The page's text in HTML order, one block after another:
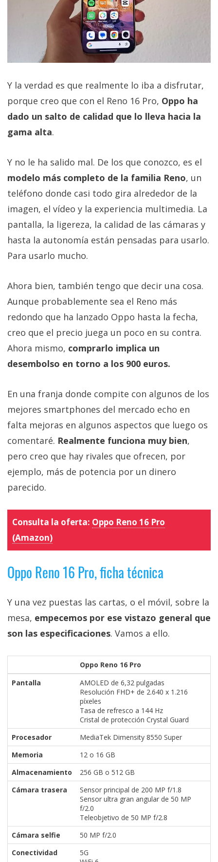
Y la verdad es que realmente lo iba a disfrutar,
porque creo que con el Reno 16 Pro, Oppo ha
dado un salto de calidad que lo lleva hacia la
gama alta.
Y no le ha salido mal. De los que conozco, es el
modelo más completo de la familia Reno, un
teléfono donde casi todo gira alrededor de la
imagen, el vídeo y la experiencia multimedia. La
pantalla, la ligereza, la calidad de las cámaras y
hasta la autonomía están pensadas para usarlo.
Para usarlo mucho.
Ahora bien, también tengo que decir una cosa.
Aunque probablemente sea el Reno más
redondo que ha lanzado Oppo hasta la fecha,
creo que el precio juega un poco en su contra.
Ahora mismo, comprarlo implica un
desembolso en torno a los 900 euros.
En una franja donde compite con algunos de los
mejores smartphones del mercado echo en
falta mejoras en algunos aspectos que luego os
comentaré. Realmente funciona muy bien,
pero creo que hay rivales que ofrecen, por
ejemplo, más de potencia por un dinero
parecido.
Consulta la oferta: Oppo Reno 16 Pro
(Amazon)
Oppo Reno 16 Pro, ficha técnica
Y una vez puestas las cartas, o el móvil, sobre la
mesa, empecemos por ese vistazo general que
son las especificaciones. Vamos a ello.
Oppo Reno 16 Pro
Pantalla
AMOLED de 6,32 pulgadas
Resolución FHD+ de 2.640 x 1.216
píxeles
Tasa de refresco a 144 Hz
Cristal de protección Crystal Guard
Procesador
MediaTek Dimensity 8550 Super
Memoria
12 o 16 GB
Almacenamiento
256 GB o 512 GB
Cámara trasera
Sensor principal de 200 MP f/1.8
Sensor ultra gran angular de 50 MP
f/2.0
Teleobjetivo de 50 MP f/2.8
Cámara selfie
50 MP f/2.0
Conectividad
5G